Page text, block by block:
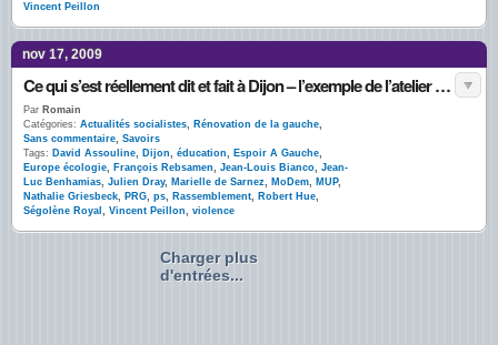
Vincent Peillon
nov 17, 2009
Ce qui s’est réellement dit et fait à Dijon – l’exemple de l’atelier sur les violences
Par Romain
Catégories: Actualités socialistes, Rénovation de la gauche,
Sans commentaire, Savoirs
Tags: David Assouline, Dijon, éducation, Espoir A Gauche,
Europe écologie, François Rebsamen, Jean-Louis Bianco, Jean-
Luc Benhamias, Julien Dray, Marielle de Sarnez, MoDem, MUP,
Nathalie Griesbeck, PRG, ps, Rassemblement, Robert Hue,
Ségolène Royal , Vincent Peillon, violence
Charger plus
d'entrées...